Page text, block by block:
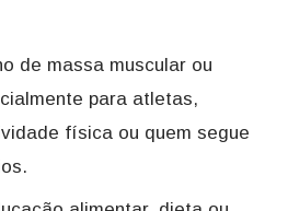
de massa muscular ou
para atletas,
física ou quem segue